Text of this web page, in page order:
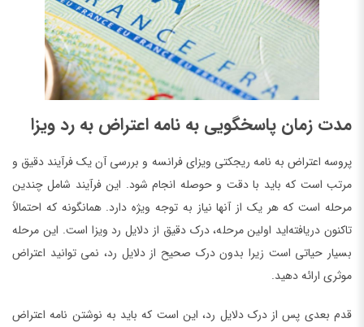
مدت زمان پاسخگویی به نامه اعتراض به رد ویزا
پروسه اعتراض به نامه ریجکتی ویزای فرانسه و بررسی آن یک فرآیند دقیق و
مرتب است که باید با دقت و حوصله انجام شود. این فرآیند شامل چندین
مرحله است که هر یک از آنها نیاز به توجه ویژه دارد. همانگونه که احتمالاً
تاکنون دریافته‌اید اولین مرحله، درک دقیق از دلایل رد ویزا است. این مرحله
بسیار حیاتی است زیرا بدون درک صحیح از دلایل رد، نمی توانید اعتراض
موثری ارائه دهید.
قدم بعدی پس از درک دلایل رد، این است که باید به نوشتن نامه اعتراض